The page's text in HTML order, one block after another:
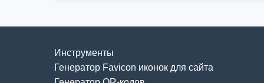
Инструменты
Генератор Favicon иконок для сайта